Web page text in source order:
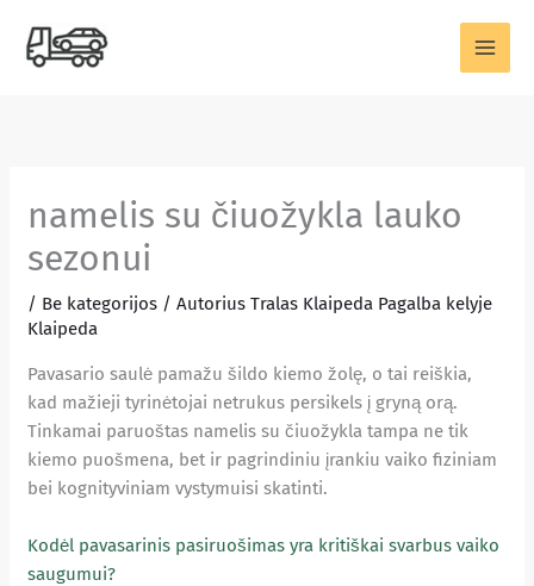
prie
turinio
namelis su čiuožykla lauko
sezonui
/ Be kategorijos / Autorius Tralas Klaipeda Pagalba kelyje
Klaipeda
Pavasario saulė pamažu šildo kiemo žolę, o tai reiškia,
kad mažieji tyrinėtojai netrukus persikels į gryną orą.
Tinkamai paruoštas namelis su čiuožykla tampa ne tik
kiemo puošmena, bet ir pagrindiniu įrankiu vaiko fiziniam
bei kognityviniam vystymuisi skatinti.
Kodėl pavasarinis pasiruošimas yra kritiškai svarbus vaiko
saugumui?